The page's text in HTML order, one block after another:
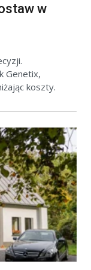
w
Genetix,
koszty.